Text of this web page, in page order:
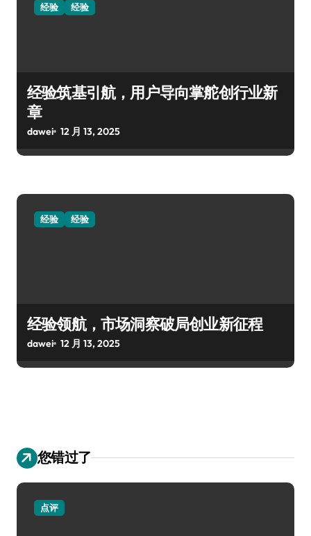
经验 经验
经验筑基引航，用户导向掌舵创行业新
章
dawei 12 月 13, 2025
经验 经验
经验领航，市场洞察破局创业新征程
dawei 12 月 13, 2025
您错过了
点评